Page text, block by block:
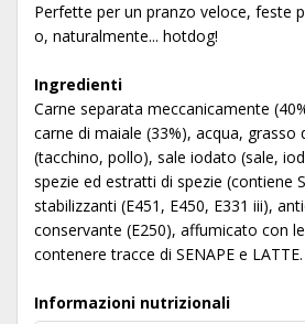
Perfette per un pranzo veloce, feste
o, naturalmente... hotdog!
Ingredienti
Carne separata meccanicamente
carne di maiale (33%), acqua, grasso
(tacchino, pollo), sale iodato (sale,
spezie ed estratti di spezie (contiene
stabilizzanti (E451, E450, E331 iii),
conservante (E250), affumicato con
contenere tracce di SENAPE e LATTE.
Informazioni nutrizionali